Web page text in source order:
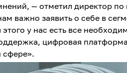
— отметил директор
важно заявить о себе в
у нас есть все
цифровая
сфере».